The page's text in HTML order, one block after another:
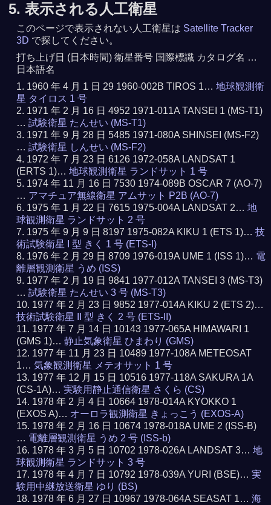
5. 表示される人工衛星
このページで表示されない人工衛星は Satellite Tracker
3D で探してください。
打ち上げ日 (日本時間) 衛星番号 国際標識 カタログ名 …
日本語名
1960 年 4 月 1 日 29 1960-002B TIROS 1…地球観測衛
星 タイロス 1 号
1971 年 2 月 16 日 4952 1971-011A TANSEI 1 (MS-T1)
…試験衛星 たんせい (MS-T1)
1971 年 9 月 28 日 5485 1971-080A SHINSEI (MS-F2)
…試験衛星 しんせい (MS-F2)
1972 年 7 月 23 日 6126 1972-058A LANDSAT 1
(ERTS 1)…地球観測衛星 ランドサット 1 号
1974 年 11 月 16 日 7530 1974-089B OSCAR 7 (AO-7)
… アマチュア無線衛星 アムサット P2B (AO-7)
1975 年 1 月 22 日 7615 1975-004A LANDSAT 2…地
球観測衛星 ランドサット 2 号
1975 年 9 月 9 日 8197 1975-082A KIKU 1 (ETS 1)…技
術試験衛星 I 型 きく 1 号 (ETS-I)
1976 年 2 月 29 日 8709 1976-019A UME 1 (ISS 1)… 電
離層観測衛星 うめ (ISS)
1977 年 2 月 19 日 9841 1977-012A TANSEI 3 (MS-T3)
…試験衛星 たんせい 3 号 (MS-T3)
1977 年 2 月 23 日 9852 1977-014A KIKU 2 (ETS 2)…
技術試験衛星 II 型 きく 2 号 (ETS-II)
1977 年 7 月 14 日 10143 1977-065A HIMAWARI 1
(GMS 1)…静止気象衛星 ひまわり (GMS)
1977 年 11 月 23 日 10489 1977-108A METEOSAT
1…気象観測衛星 メテオサット 1 号
1977 年 12 月 15 日 10516 1977-118A SAKURA 1A
(CS-1A)…実験用静止通信衛星 さくら (CS)
1978 年 2 月 4 日 10664 1978-014A KYOKKO 1
(EXOS A)… オーロラ観測衛星 きょっこう (EXOS-A)
1978 年 2 月 16 日 10674 1978-018A UME 2 (ISS-B)
… 電離層観測衛星 うめ 2 号 (ISS-b)
1978 年 3 月 5 日 10702 1978-026A LANDSAT 3…地
球観測衛星 ランドサット 3 号
1978 年 4 月 7 日 10792 1978-039A YURI (BSE)…実
験用中継放送衛星 ゆり (BS)
1978 年 6 月 27 日 10967 1978-064A SEASAT 1…海